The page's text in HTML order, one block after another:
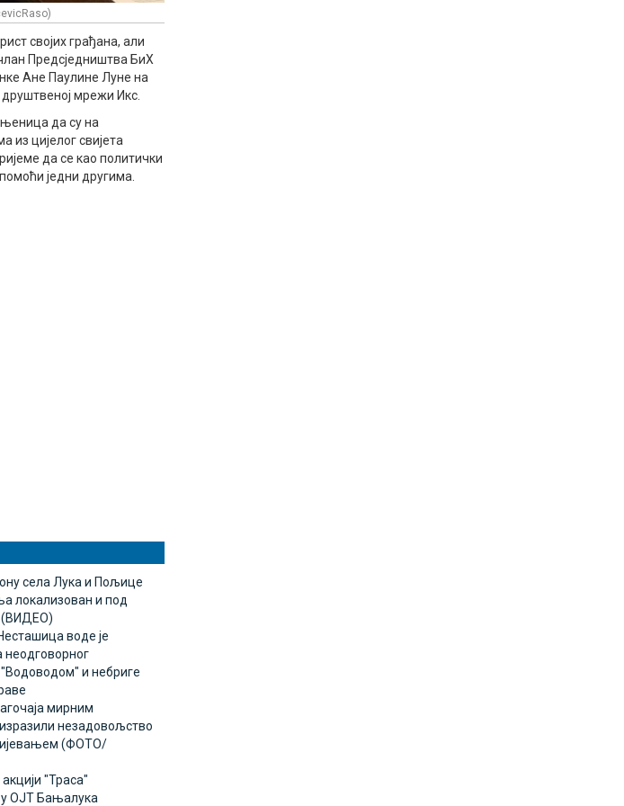
својих грађана, али
Предсједништва БиХ
Ане Паулине Луне на
мрежи Икс.
да су на
из цијелог свијета
да се као политички
једни другима.
села Лука и Пољице
локализован и под
(ВИДЕО)
воде је
и небриге
мирним
незадовољство
(ФОТО/
"Траса"
ОЈТ Бањалука